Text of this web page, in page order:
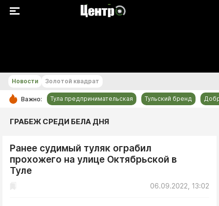
РУБРИКИ
Культура
Происшествия
Новости Золотой квадрат
Важно: Тула предпринимательская Тульский бренд
ГРАБЕЖ СРЕДИ БЕЛА ДНЯ
Ранее судимый туляк ограбил
прохожего на улице Октябрьской в
Туле
06.09.2022, 13:02